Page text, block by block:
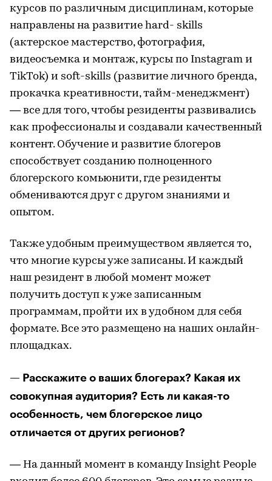
курсов по различным дисциплинам, которые
направлены на развитие hard- skills
(актерское мастерство, фотография,
видеосъемка и монтаж, курсы по Instagram и
TikTok) и soft-skills (развитие личного бренда,
прокачка креативности, тайм-менеджмент)
— все для того, чтобы резиденты развивались
как профессионалы и создавали качественный
контент. Обучение и развитие блогеров
способствует созданию полноценного
блогерского комьюнити, где резиденты
обмениваются друг с другом знаниями и
опытом.
Также удобным преимуществом является то,
что многие курсы уже записаны. И каждый
наш резидент в любой момент может
получить доступ к уже записанным
программам, пройти их в удобном для себя
формате. Все это размещено на наших онлайн-
площадках.
— Расскажите о ваших блогерах? Какая их
совокупная аудитория? Есть ли какая-то
особенность, чем блогерское лицо
отличается от других регионов?
— На данный момент в команду Insight People